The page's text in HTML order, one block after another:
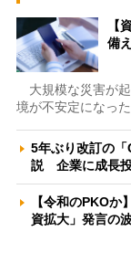
【
備
大規模な災害が
境が不安定になっ
5年ぶり改訂の
説 企業に成長
【令和のPKO
資拡大」発言